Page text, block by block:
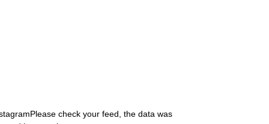
check your feed, the data was